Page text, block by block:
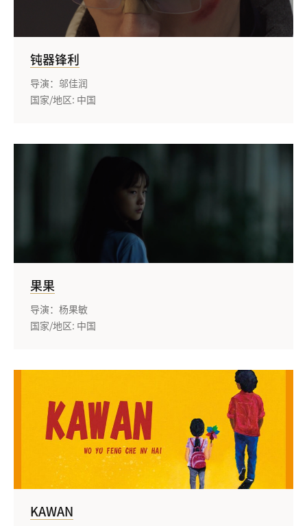
钝器锋利
导演：邬佳润
国家/地区: 中国
果果
导演：杨果敏
国家/地区: 中国
KAWAN